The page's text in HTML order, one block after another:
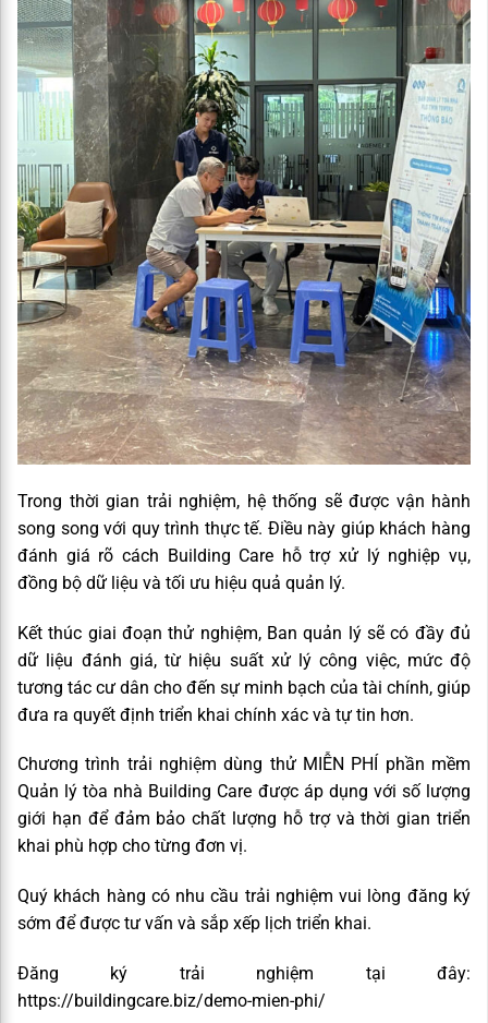
Trong thời gian trải nghiệm, hệ thống sẽ được vận hành
song song với quy trình thực tế. Điều này giúp khách hàng
đánh giá rõ cách Building Care hỗ trợ xử lý nghiệp vụ,
đồng bộ dữ liệu và tối ưu hiệu quả quản lý.
Kết thúc giai đoạn thử nghiệm, Ban quản lý sẽ có đầy đủ
dữ liệu đánh giá, từ hiệu suất xử lý công việc, mức độ
tương tác cư dân cho đến sự minh bạch của tài chính, giúp
đưa ra quyết định triển khai chính xác và tự tin hơn.
Chương trình trải nghiệm dùng thử MIỄN PHÍ phần mềm
Quản lý tòa nhà Building Care được áp dụng với số lượng
giới hạn để đảm bảo chất lượng hỗ trợ và thời gian triển
khai phù hợp cho từng đơn vị.
Quý khách hàng có nhu cầu trải nghiệm vui lòng đăng ký
sớm để được tư vấn và sắp xếp lịch triển khai.
Đăng ký trải nghiệm tại đây:
https://buildingcare.biz/demo-mien-phi/